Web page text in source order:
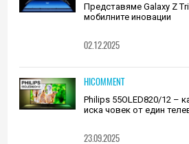
Представяме Galaxy Z
мобилните иновации
02.12.2025
HICOMMENT
Philips 55OLED820/12 –
иска човек от един
23.09.2025